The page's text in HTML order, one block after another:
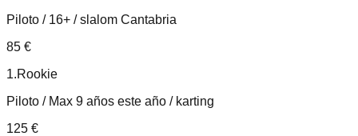
Piloto / 16+ / slalom Cantabria
85 €
1.Rookie
Piloto / Max 9 años este año / karting
125 €